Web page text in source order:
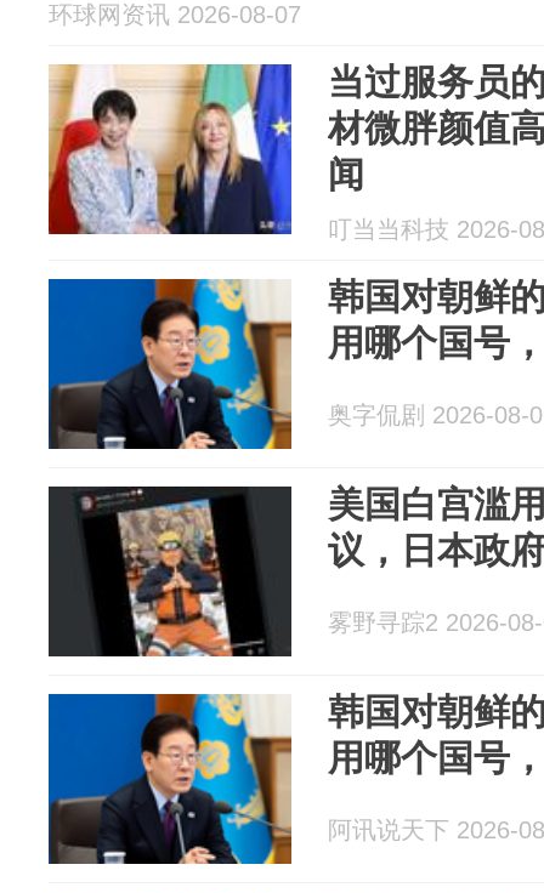
环球网资讯 2026-08-07
当过服务员
材微胖颜值
闻
叮当当科技 2026-
韩国对朝鲜
用哪个国号
奥字侃剧 2026-08-
美国白宫滥
议，日本政
雾野寻踪2 2026-
韩国对朝鲜
用哪个国号
阿讯说天下 2026-